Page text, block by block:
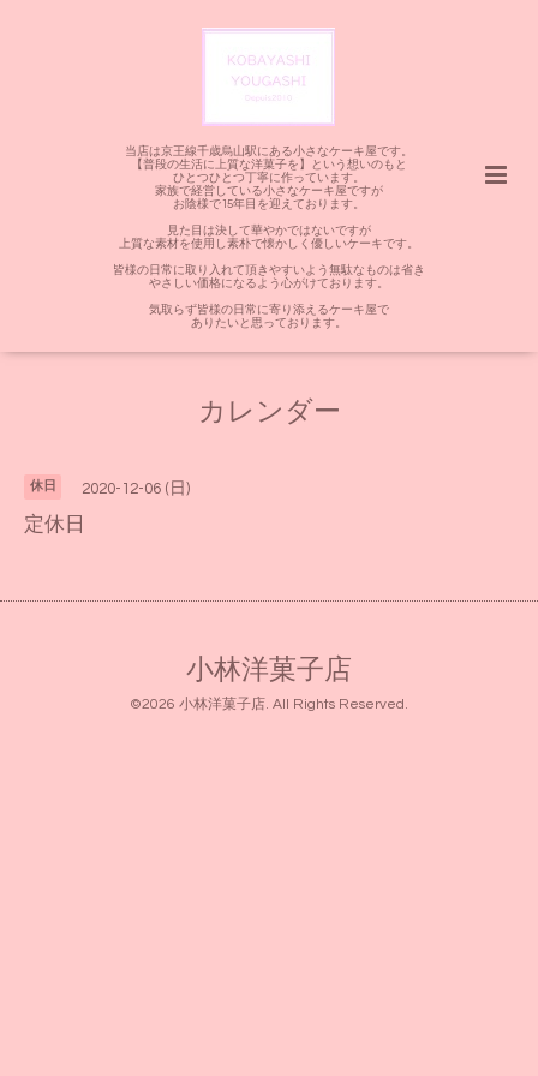
当店は京王線千歳烏山駅にある小さなケーキ屋です。
【普段の生活に上質な洋菓子を】という想いのもと
ひとつひとつ丁寧に作っています。
家族で経営している小さなケーキ屋ですが
お陰様で15年目を迎えております。
見た目は決して華やかではないですが
上質な素材を使用し素朴で懐かしく優しいケーキです。
皆様の日常に取り入れて頂きやすいよう無駄なものは省き
やさしい価格になるよう心がけております。
気取らず皆様の日常に寄り添えるケーキ屋で
ありたいと思っております。
カレンダー
休日 2020-12-06 (日)
定休日
小林洋菓子店
©2026 小林洋菓子店. All Rights Reserved.